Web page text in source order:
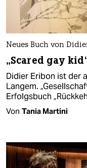
Neues Buch von
„Scared gay
Didier Eribon ist der
Langem.
Erfolgsbuch
Von Tania Martini